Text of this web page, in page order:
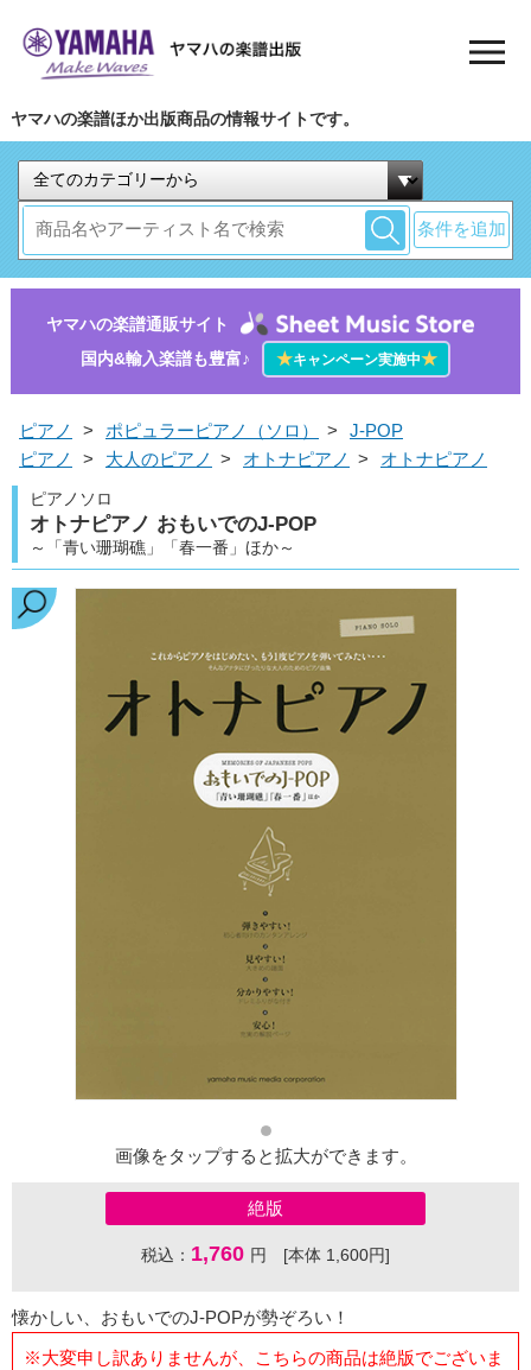
ヤマハの楽譜ほか出版商品の情報サイトです。
条件を追加
ヤマハの楽譜通販サイト
国内&輸入楽譜も豊富♪
★キャンペーン実施中★
ピアノ > ポピュラーピアノ（ソロ） >
J-POP
ピアノ
> 大人のピアノ > オトナピアノ > オトナピアノ
ピアノソロ
オトナピアノ おもいでのJ-POP
～「青い珊瑚礁」「春一番」ほか～
画像をタップすると拡大ができます。
絶版
税込： 1,760 円 [本体 1,600円]
懐かしい、おもいでのJ-POPが勢ぞろい！
※大変申し訳ありませんが、こちらの商品は絶版でございま